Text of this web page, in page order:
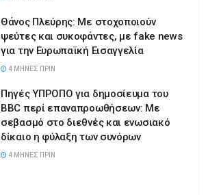
Θάνος Πλεύρης: Με στοχοποιούν
ψεύτες και συκοφάντες, με fake news
για την Ευρωπαϊκή Εισαγγελία
4 ΜΉΝΕΣ ΠΡΙΝ
Πηγές ΥΠΡΟΠΟ για δημοσίευμα του
BBC περί επαναπροωθήσεων: Με
σεβασμό στο διεθνές και ενωσιακό
δίκαιο η φύλαξη των συνόρων
4 ΜΉΝΕΣ ΠΡΙΝ